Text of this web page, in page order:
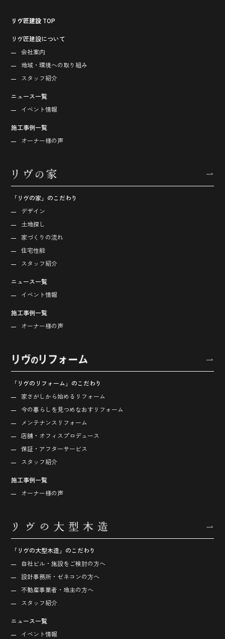
リヴ匠建設 TOP
リヴ匠建設について
会社案内
地域・環境への取り組み
スタッフ紹介
ニュース一覧
イベント情報
施工事例一覧
オーナー様の声
「リヴの家」のこだわり
デザイン
土地探し
家づくりの流れ
住宅性能
スタッフ紹介
ニュース一覧
イベント情報
施工事例一覧
オーナー様の声
「リヴのリフォーム」のこだわり
家さがしから始める リフォーム
今の暮らしを見つめなおす リフォーム
メンテナンスリフォーム
店舗・オフィス プロデュース
保証・アフターサービス
スタッフ紹介
施工事例一覧
オーナー様の声
「リヴの大型木造」のこだわり
自社ビル・施設をご検討の方へ
設計事務所・ゼネコンの方へ
不動産事業者・地主の方へ
スタッフ紹介
ニュース一覧
イベント情報